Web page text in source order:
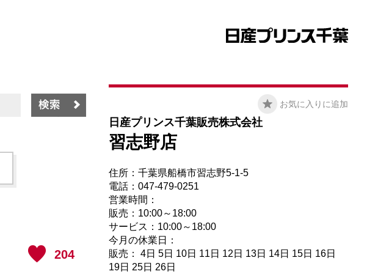
204
お気に入りに追加
日産プリンス千葉販売株式会社
習志野店
住所：千葉県船橋市習志野5-1-5
電話：047-479-0251
営業時間：
販売：10:00～18:00
サービス：10:00～18:00
今月の休業日：
販売： 4日 5日 10日 11日 12日 13日 14日 15日 16日
19日 25日 26日